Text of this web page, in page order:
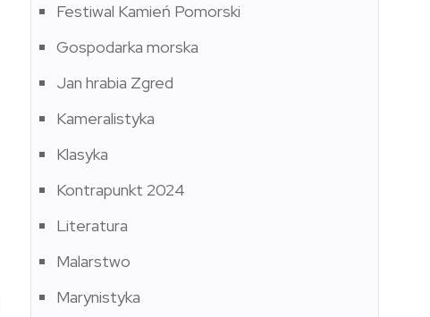
Festiwal Kamień Pomorski
Gospodarka morska
Jan hrabia Zgred
Kameralistyka
Klasyka
Kontrapunkt 2024
Literatura
Malarstwo
Marynistyka